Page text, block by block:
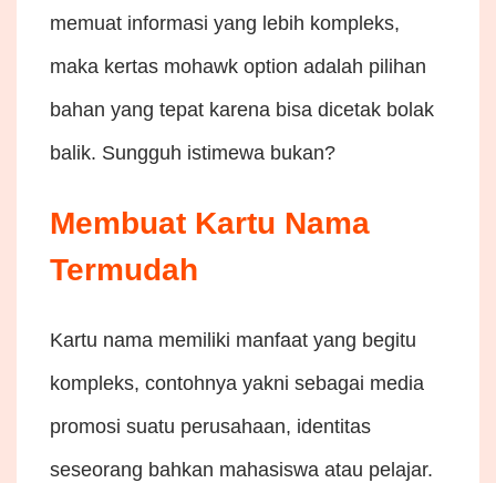
memuat informasi yang lebih kompleks,
maka kertas mohawk option adalah pilihan
bahan yang tepat karena bisa dicetak bolak
balik. Sungguh istimewa bukan?
Membuat Kartu Nama
Termudah
Kartu nama memiliki manfaat yang begitu
kompleks, contohnya yakni sebagai media
promosi suatu perusahaan, identitas
seseorang bahkan mahasiswa atau pelajar.